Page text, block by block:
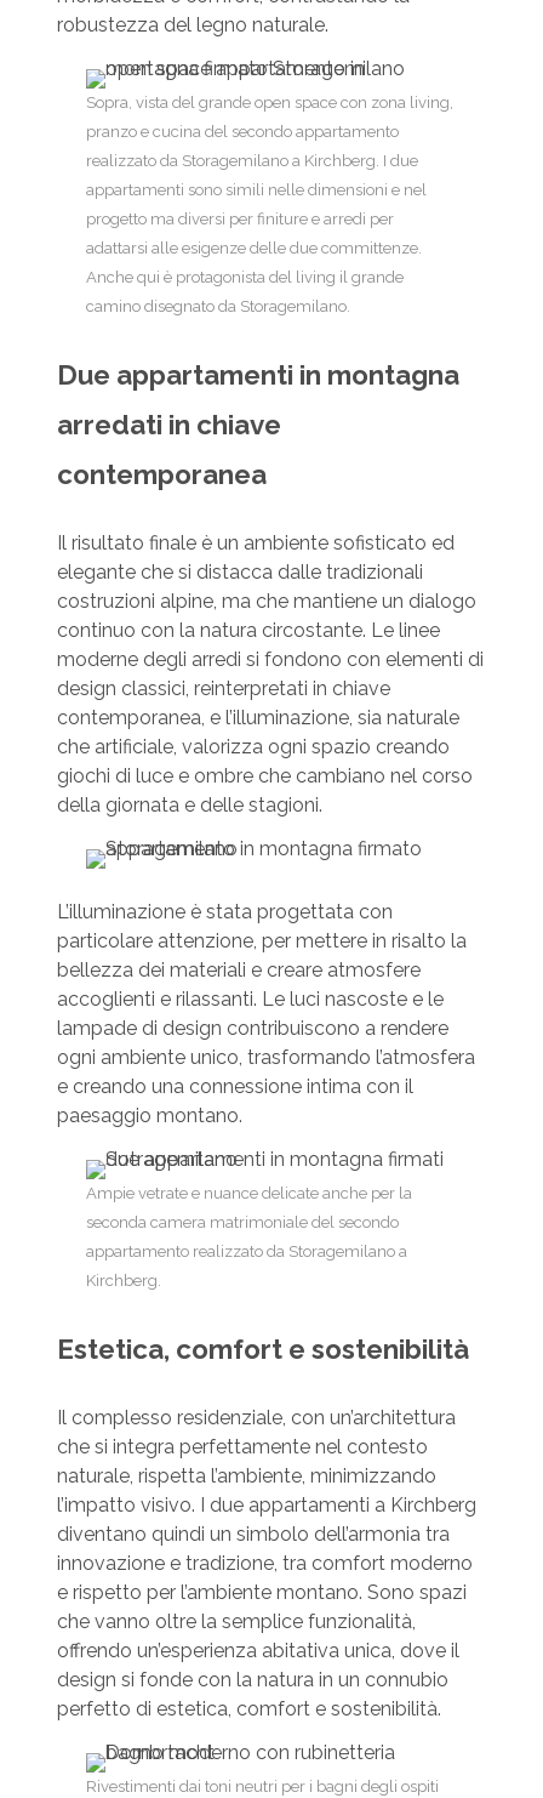
robustezza del legno naturale.
Sopra, vista del grande open space con zona living,
pranzo e cucina del secondo appartamento
realizzato da Storagemilano a Kirchberg. I due
appartamenti sono simili nelle dimensioni e nel
progetto ma diversi per finiture e arredi per
adattarsi alle esigenze delle due committenze.
Anche qui è protagonista del living il grande
camino disegnato da Storagemilano.
Due appartamenti in montagna
arredati in chiave
contemporanea
Il risultato finale è un ambiente sofisticato ed
elegante che si distacca dalle tradizionali
costruzioni alpine, ma che mantiene un dialogo
continuo con la natura circostante. Le linee
moderne degli arredi si fondono con elementi di
design classici, reinterpretati in chiave
contemporanea, e l’illuminazione, sia naturale
che artificiale, valorizza ogni spazio creando
giochi di luce e ombre che cambiano nel corso
della giornata e delle stagioni.
L’illuminazione è stata progettata con
particolare attenzione, per mettere in risalto la
bellezza dei materiali e creare atmosfere
accoglienti e rilassanti. Le luci nascoste e le
lampade di design contribuiscono a rendere
ogni ambiente unico, trasformando l’atmosfera
e creando una connessione intima con il
paesaggio montano.
Ampie vetrate e nuance delicate anche per la
seconda camera matrimoniale del secondo
appartamento realizzato da Storagemilano a
Kirchberg.
Estetica, comfort e sostenibilità
Il complesso residenziale, con un’architettura
che si integra perfettamente nel contesto
naturale, rispetta l’ambiente, minimizzando
l’impatto visivo. I due appartamenti a Kirchberg
diventano quindi un simbolo dell’armonia tra
innovazione e tradizione, tra comfort moderno
e rispetto per l’ambiente montano. Sono spazi
che vanno oltre la semplice funzionalità,
offrendo un’esperienza abitativa unica, dove il
design si fonde con la natura in un connubio
perfetto di estetica, comfort e sostenibilità.
Rivestimenti dai toni neutri per i bagni degli ospiti